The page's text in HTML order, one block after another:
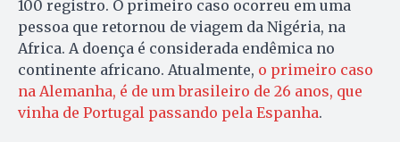
100 registro. O primeiro caso ocorreu em uma
pessoa que retornou de viagem da Nigéria, na
Africa. A doença é considerada endêmica no
continente africano. Atualmente, o primeiro caso
na Alemanha, é de um brasileiro de 26 anos, que
vinha de Portugal passando pela Espanha.